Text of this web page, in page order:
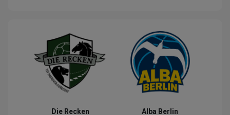
Die Recken Alba Berlin